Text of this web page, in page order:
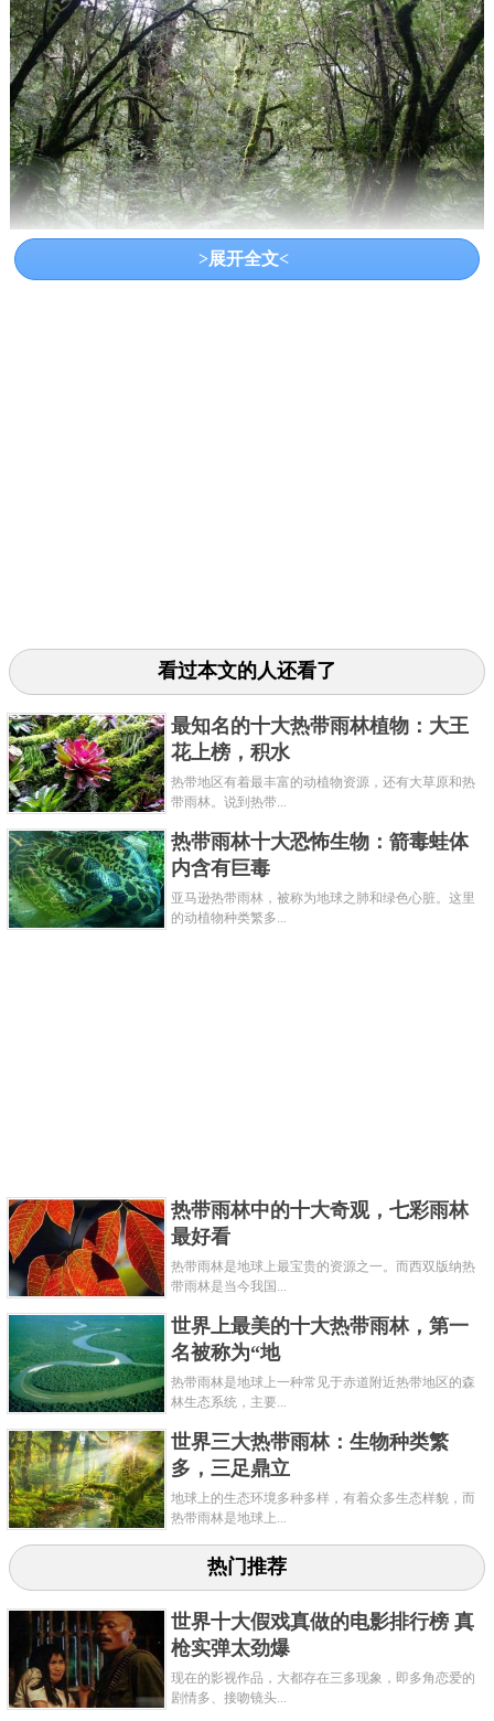
塔尔金雨林位于澳大利亚塔斯马尼亚州西北部，是澳
屋久岛森林位于日本的屋久岛上，被列为联合国教科
文组织世界遗产。这片古老雨林保存了暖温带古代雨
林的遗迹，虽然其确切年龄尚不清楚，但日本雪松等
>展开全文<
看过本文的人还看了
最知名的十大热带雨林植物：大王
花上榜，积水
热带地区有着最丰富的动植物资源，还有大草原和热
带雨林。说到热带...
热带雨林十大恐怖生物：箭毒蛙体
内含有巨毒
亚马逊热带雨林，被称为地球之肺和绿色心脏。这里
的动植物种类繁多...
热带雨林中的十大奇观，七彩雨林
最好看
热带雨林是地球上最宝贵的资源之一。而西双版纳热
带雨林是当今我国...
世界上最美的十大热带雨林，第一
名被称为“地
热带雨林是地球上一种常见于赤道附近热带地区的森
林生态系统，主要...
世界三大热带雨林：生物种类繁
多，三足鼎立
地球上的生态环境多种多样，有着众多生态样貌，而
热带雨林是地球上...
热门推荐
世界十大假戏真做的电影排行榜 真
枪实弹太劲爆
现在的影视作品，大都存在三多现象，即多角恋爱的
剧情多、接吻镜头...